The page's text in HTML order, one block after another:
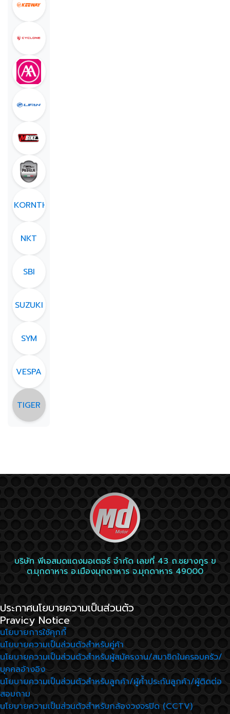
NAKORNTHAI
NKT
SBI
SUZUKI
SYM
VESPA
TIGER
บริษัท พีเอสมดแดงมอเตอร์ จำกัด เลขที่ 43 ถ.ชยางกูร ข
ต.มุกดาหาร อ.เมืองมุกดาหาร จ.มุกดาหาร 49000
ประกาศนโยบายความเป็นส่วนตัว
Pravicy Notice
นโยบายการใช้คุกกี้
นโยบายความเป็นส่วนตัวสำหรับคู่ค้า
นโยบายความเป็นส่วนตัวสำหรับผู้สมัครงาน/สมาชิกในครอบครัว/
บุคคลอ้างอิง
นโยบายความเป็นส่วนตัวสำหรับลูกค้า/ผู้ค้ำประกันลูกค้า/ผู้ติดต่อ
สอบถาม
นโยบายความเป็นส่วนตัวสำหรับกล้องวงจรปิด (CCTV)